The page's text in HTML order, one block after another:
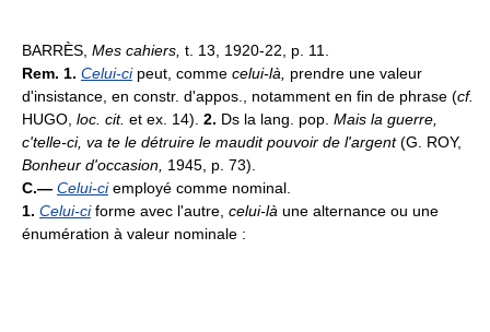
BARRÈS, Mes cahiers, t. 13, 1920-22, p. 11.
Rem. 1. Celui-cipeut, comme celui-là, prendre une valeur
d'insistance, en constr. d'appos., notamment en fin de phrase (cf.
HUGO, loc. cit. et ex. 14). 2. Ds la lang. pop. Mais la guerre,
c'telle-ci, va te le détruire le maudit pouvoir de l'argent(G. ROY,
Bonheur d'occasion, 1945, p. 73).
C.— Celui-ciemployé comme nominal.
1. Celui-ciforme avec l'autre, celui-là une alternance ou une
énumération à valeur nominale :